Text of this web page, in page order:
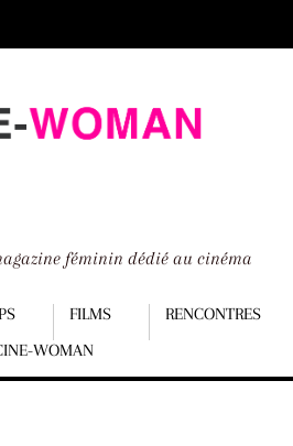
féminin dédié au cinéma
FILMS RENCONTRES
WOMAN